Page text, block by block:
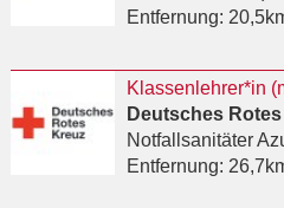
Entfernung:
Deutsches
Notfallsanitäter
Entfernung: